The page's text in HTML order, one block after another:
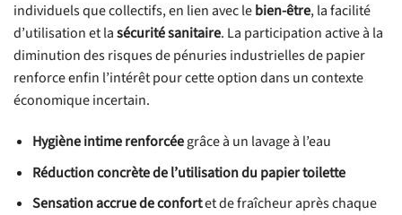
individuels que collectifs, en lien avec lebien-être, la facilité
d’utilisation et lasécurité sanitaire. La participation active à la
diminution des risques de pénuries industrielles de papier
renforce enfin l’intérêt pour cette option dans un contexte
économique incertain.
Hygiène intime renforcéegrâce à un lavage à l’eau
Réduction concrète de l’utilisation du papier toilette
Sensation accrue de confortet de fraîcheur après chaque